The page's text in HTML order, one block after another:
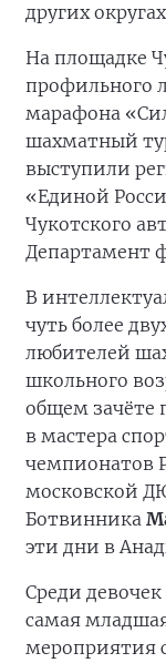
других
На площадке
профильного
марафона
шахматный
выступили
«Единой
Чукотского
Департамент
В
чуть более
любителей
школьного
общем зачёте
в мастера
чемпионатов
московской
Ботвинника
эти дни в
Среди девочек
самая
мероприятия